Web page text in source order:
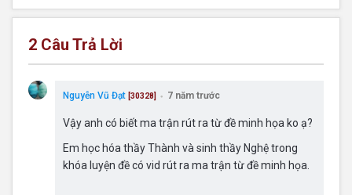
2 Câu Trả Lời
Nguyễn Vũ Đạt [30328] ● 7 năm trước
Vậy anh có biết ma trận rút ra từ đề minh họa ko ạ?
Em học hóa thầy Thành và sinh thầy Nghệ trong
khóa luyện đề có vid rút ra ma trận từ đề minh họa.